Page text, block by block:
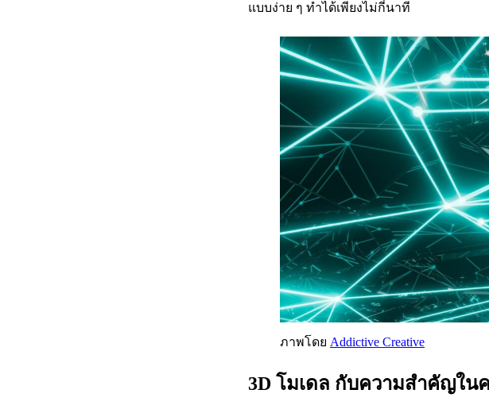
แบบง่าย ๆ ทำได้เพียงไม่กี่นาที
ภาพโดย Addictive Creative
3D โมเดล กับความสำคัญใน